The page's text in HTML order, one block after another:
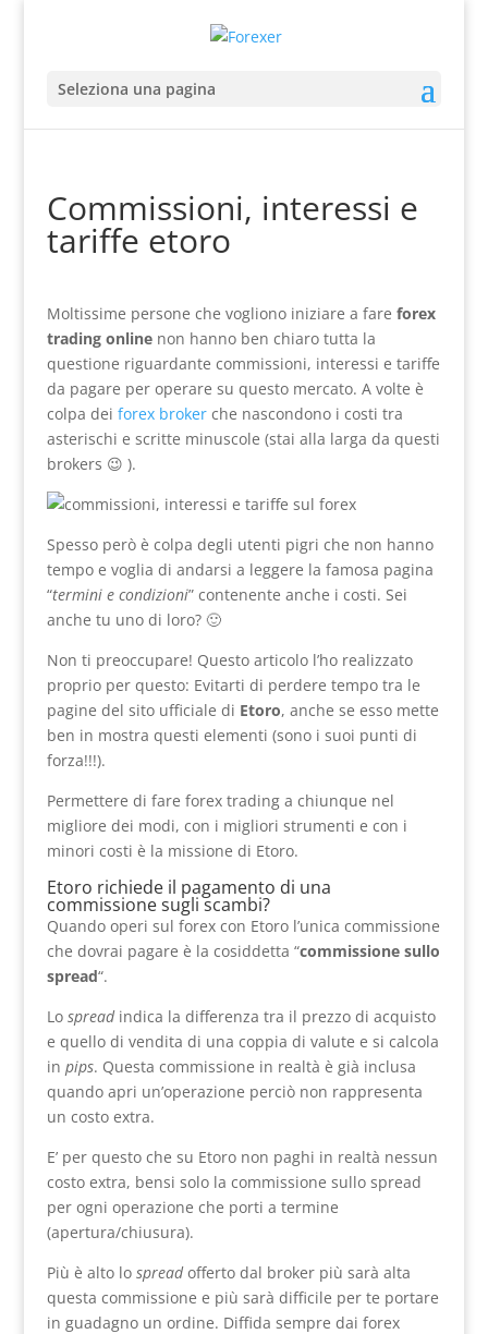
Seleziona una pagina
Commissioni, interessi e
tariffe etoro
Moltissime persone che vogliono iniziare a fare forex
trading onlinenon hanno ben chiaro tutta la
questione riguardante commissioni, interessi e tariffe
da pagare per operare su questo mercato. A volte è
colpa dei forex brokerche nascondono i costi tra
asterischi e scritte minuscole (stai alla larga da questi
brokers 😉 ).
Spesso però è colpa degli utenti pigri che non hanno
tempo e voglia di andarsi a leggere la famosa pagina
“termini e condizioni” contenente anche i costi. Sei
anche tu uno di loro? 🙂
Non ti preoccupare! Questo articolo l’ho realizzato
proprio per questo: Evitarti di perdere tempo tra le
pagine del sito ufficiale di Etoro, anche se esso mette
ben in mostra questi elementi (sono i suoi punti di
forza!!!).
Permettere di fare forex trading a chiunque nel
migliore dei modi, con i migliori strumenti e con i
minori costi è la missione di Etoro.
Etoro richiede il pagamento di una
commissione sugli scambi?
Quando operi sul forex con Etoro l’unica commissione
che dovrai pagare è la cosiddetta “commissione sullo
spread“.
Lo spread indica la differenza tra il prezzo di acquisto
e quello di vendita di una coppia di valute e si calcola
in pips. Questa commissione in realtà è già inclusa
quando apri un’operazione perciò non rappresenta
un costo extra.
E’ per questo che su Etoro non paghi in realtà nessun
costo extra, bensi solo la commissione sullo spread
per ogni operazione che porti a termine
(apertura/chiusura).
Più è alto lo spreadofferto dal broker più sarà alta
questa commissione e più sarà difficile per te portare
in guadagno un ordine. Diffida sempre dai forex